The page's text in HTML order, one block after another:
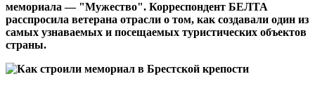
мемориала — "Мужество". Корреспондент БЕЛТА
расспросила ветерана отрасли о том, как создавали один из
самых узнаваемых и посещаемых туристических объектов
страны.